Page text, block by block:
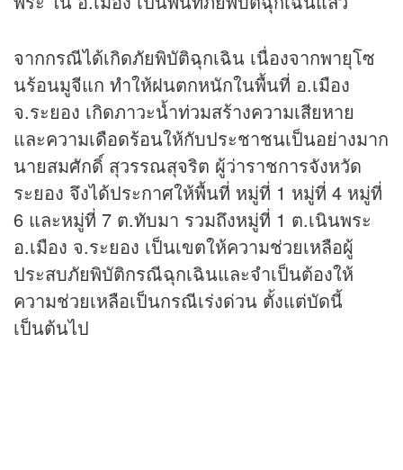
จากกรณีได้เกิดภัยพิบัติฉุกเฉิน เนื่องจากพายุโซ
นร้อนมูจีแก ทำให้ฝนตกหนักในพื้นที่ อ.เมือง
จ.ระยอง เกิดภาวะน้ำท่วมสร้างความเสียหาย
และความเดือดร้อนให้กับประชาชนเป็นอย่างมาก
นายสมศักดิ์ สุวรรณสุจริต ผู้ว่าราชการจังหวัด
ระยอง จึงได้ประกาศให้พื้นที่ หมู่ที่ 1 หมู่ที่ 4 หมู่ที่
6 และหมู่ที่ 7 ต.ทับมา รวมถึงหมู่ที่ 1 ต.เนินพระ
อ.เมือง จ.ระยอง เป็นเขตให้ความช่วยเหลือผู้
ประสบภัยพิบัติกรณีฉุกเฉินและจำเป็นต้องให้
ความช่วยเหลือเป็นกรณีเร่งด่วน ตั้งแต่บัดนี้
เป็นต้นไป